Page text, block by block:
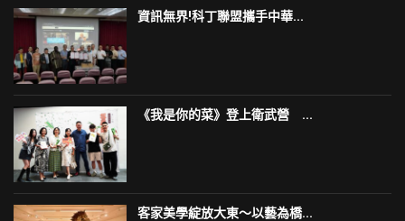
資訊無界!科丁聯盟攜手中華...
《我是你的菜》登上衛武營 ...
客家美學綻放大東～以藝為橋...